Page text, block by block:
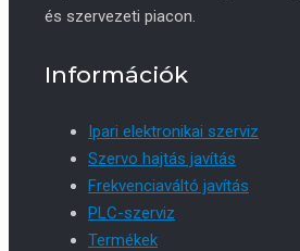
és szervezeti piacon.
Információk
Ipari elektronikai szerviz
Szervo hajtás javítás
Frekvenciaváltó javítás
PLC-szerviz
Termékek